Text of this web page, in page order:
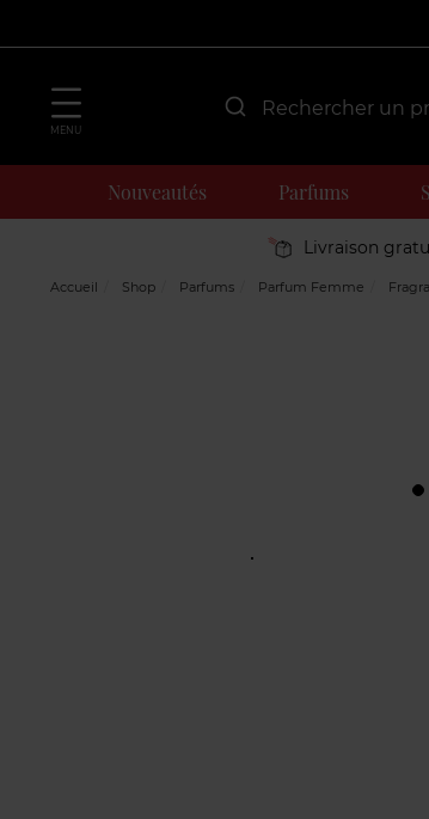
MENU
Nouveautés Parfums
Livraison
Accueil Shop Parfums Parfum Femme